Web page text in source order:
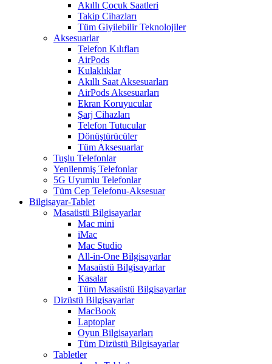
Akıllı Çocuk Saatleri
Takip Cihazları
Tüm Giyilebilir Teknolojiler
Aksesuarlar
Telefon Kılıfları
AirPods
Kulaklıklar
Akıllı Saat Aksesuarları
AirPods Aksesuarları
Ekran Koruyucular
Şarj Cihazları
Telefon Tutucular
Dönüştürücüler
Tüm Aksesuarlar
Tuşlu Telefonlar
Yenilenmiş Telefonlar
5G Uyumlu Telefonlar
Tüm Cep Telefonu-Aksesuar
Bilgisayar-Tablet
Masaüstü Bilgisayarlar
Mac mini
iMac
Mac Studio
All-in-One Bilgisayarlar
Masaüstü Bilgisayarlar
Kasalar
Tüm Masaüstü Bilgisayarlar
Dizüstü Bilgisayarlar
MacBook
Laptoplar
Oyun Bilgisayarları
Tüm Dizüstü Bilgisayarlar
Tabletler